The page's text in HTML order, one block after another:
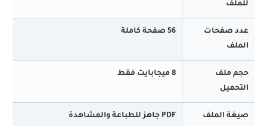
صفحات
56 صفحة كاملة
ملف
الملف PDF جاهز للطباعة والمشاهدة